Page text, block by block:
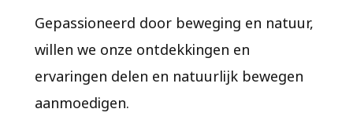
Gepassioneerd door beweging en natuur,
willen we onze ontdekkingen en
ervaringen delen en natuurlijk bewegen
aanmoedigen.